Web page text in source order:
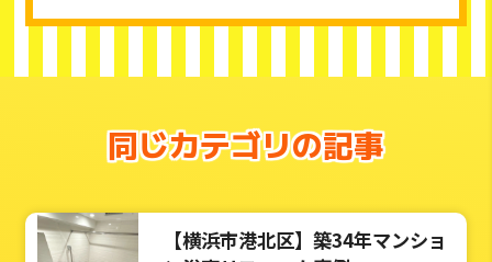
同じカテゴリの記事
【横浜市港北区】築34年マンショ